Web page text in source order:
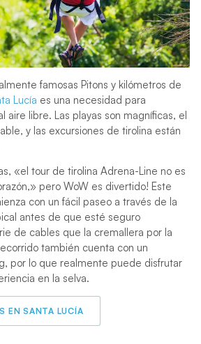
famosas Pitons y kilómetros de
Lucía es una necesidad para
aire libre. Las playas son magníficas, el
y las excursiones de tirolina están
«el tour de tirolina Adrena-Line no es
pero WoW es divertido! Este
con un fácil paseo a través de la
antes de que esté seguro
de cables que la cremallera por la
también cuenta con un
por lo que realmente puede disfrutar
en la selva.
EN SANTA LUCÍA